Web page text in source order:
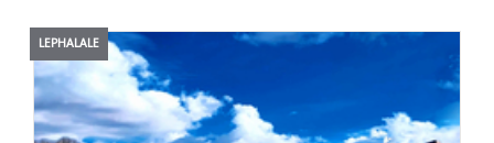
LEPHALALE